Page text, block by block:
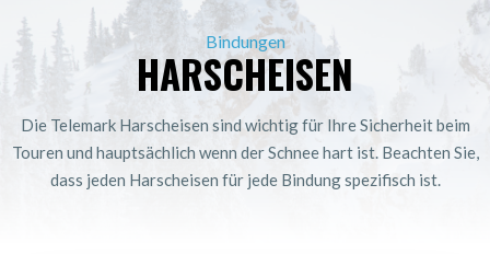
Bindungen
HARSCHEISEN
Die Telemark Harscheisen sind wichtig für Ihre Sicherheit beim
Touren und hauptsächlich wenn der Schnee hart ist. Beachten Sie,
dass jeden Harscheisen für jede Bindung spezifisch ist.